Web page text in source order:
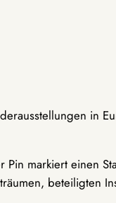
in
markiert einen
beteiligten